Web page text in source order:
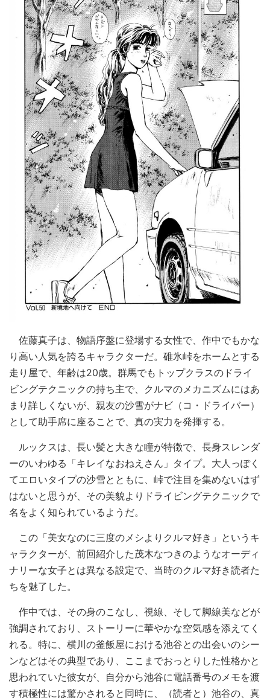
佐藤真子は、物語序盤に登場する女性で、作中でもかな
り高い人気を誇るキャラクターだ。碓氷峠をホームとする
走り屋で、年齢は20歳。群馬でもトップクラスのドライ
ビングテクニックの持ち主で、クルマのメカニズムにはあ
まり詳しくないが、親友の沙雪がナビ（コ・ドライバー）
として助手席に座ることで、真の実力を発揮する。
ルックスは、長い髪と大きな瞳が特徴で、長身スレンダ
ーのいわゆる「キレイなおねえさん」タイプ。大人っぽく
てエロいタイプの沙雪とともに、峠で注目を集めないはず
はないと思うが、その美貌よりドライビングテクニックで
名をよく知られているようだ。
この「美女なのに三度のメシよりクルマ好き」というキ
ャラクターが、前回紹介した茂木なつきのようなオーディ
ナリーな女子とは異なる設定で、当時のクルマ好き読者た
ちを魅了した。
作中では、その身のこなし、視線、そして脚線美などが
強調されており、ストーリーに華やかな空気感を添えてく
れる。特に、横川の釜飯屋における池谷との出会いのシー
ンなどはその典型であり、ここまでおっとりした性格かと
思われていた彼女が、自分から池谷に電話番号のメモを渡
す積極性には驚かされると同時に、（読者と）池谷の、真